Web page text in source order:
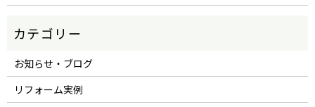
お知らせ・ブログ
リフォーム実例